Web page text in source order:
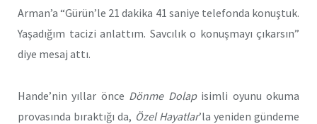
Arman’a “Gürün’le 21 dakika 41 saniye telefonda konuştuk.
Yaşadığım tacizi anlattım. Savcılık o konuşmayı çıkarsın”
diye mesaj attı.
Hande’nin yıllar önce Dönme Dolapisimli oyunu okuma
provasında bıraktığı da, Özel Hayatlar’la yeniden gündeme